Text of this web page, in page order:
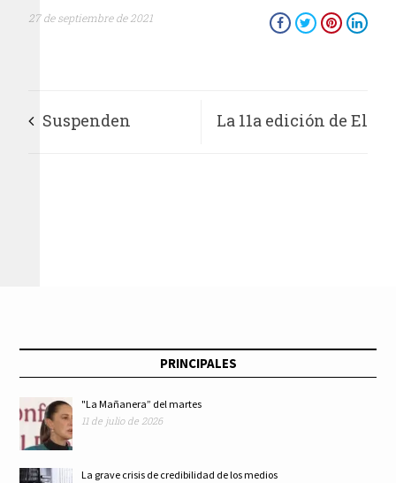
27 de septiembre de 2021
Suspenden La 11a edición de El
PRINCIPALES
"La Mañanera” del martes
11 de julio de 2026
La grave crisis de credibilidad de los medios